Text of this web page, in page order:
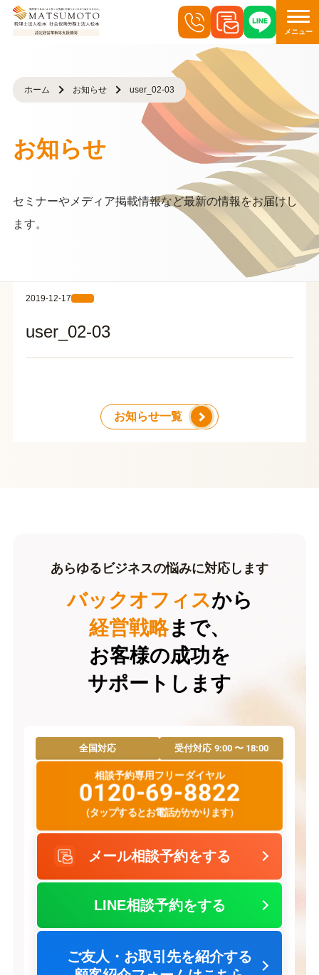
メニュー
ホーム お知らせ user_02-03
お知らせ
セミナーやメディア掲載情報など最新の情報をお届けし
ます。
2019-12-17
user_02-03
お知らせ一覧
あらゆるビジネスの悩みに対応します
バックオフィスから
経営戦略まで、
お客様の成功を
サポートします
全国対応 受付対応9:00 〜 18:00
相談予約専用フリーダイヤル
0120-69-8822
（タップするとお電話がかかります）
メール相談予約をする
LINE相談予約をする
ご友人・お取引先を紹介する